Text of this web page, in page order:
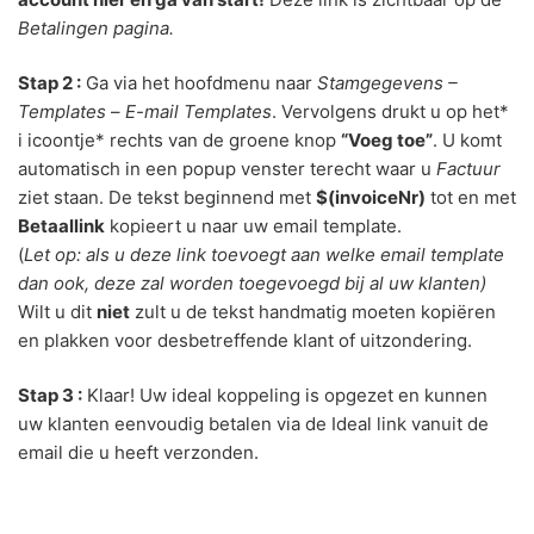
Betalingen pagina.
Stap 2 : Ga via het hoofdmenu naar Stamgegevens –
Templates – E-mail Templates. Vervolgens drukt u op het*
i icoontje* rechts van de groene knop “Voeg toe”. U komt
automatisch in een popup venster terecht waar u Factuur
ziet staan. De tekst beginnend met $(invoiceNr) tot en met
Betaallink kopieert u naar uw email template.
(Let op: als u deze link toevoegt aan welke email template
dan ook, deze zal worden toegevoegd bij al uw klanten)
Wilt u dit niet zult u de tekst handmatig moeten kopiëren
en plakken voor desbetreffende klant of uitzondering.
Stap 3 : Klaar! Uw ideal koppeling is opgezet en kunnen
uw klanten eenvoudig betalen via de Ideal link vanuit de
email die u heeft verzonden.